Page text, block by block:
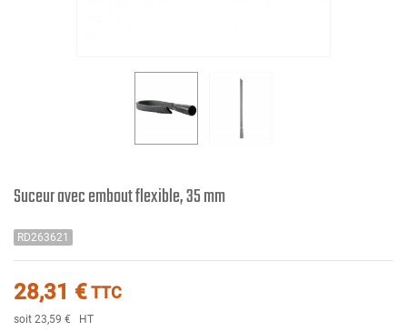
Suceur avec embout flexible, 35 mm
RD263621
28,31 €TTC
soit 23,59 € HT